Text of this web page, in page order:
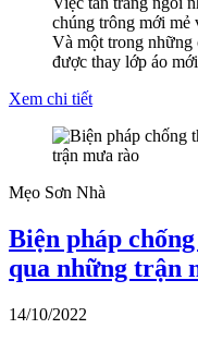
chúng trông mới mẻ
Và một trong những
được thay lớp áo
Xem chi tiết
Mẹo Sơn Nhà
Biện pháp
qua những trận
14/10/2022